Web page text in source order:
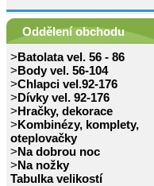
Oddělení obchodu
>Batolata vel. 56 - 86
>Body vel. 56-104
>Chlapci vel.92-176
>Dívky vel. 92-176
>Hračky, dekorace
>Kombinézy, komplety,
oteplovačky
>Na dobrou noc
>Na nožky
Tabulka velikostí